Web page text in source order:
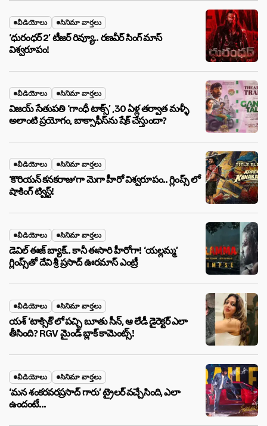
వీడియోలు సినిమా వార్తలు
‘ధురంధర్ 2’ టీజర్ రివ్యూ.. రణవీర్ సింగ్ మాస్
విశ్వరూపం!
వీడియోలు సినిమా వార్తలు
విజయ్ సేతుపతి ‘గాంధీ టాక్స్’ ,30 ఏళ్ల తర్వాత మళ్ళీ
అలాంటి ప్రయోగం, బాక్సాఫీస్‌ను షేక్ చేస్తుందా?
వీడియోలు సినిమా వార్తలు
‘కొరియన్ కనకరాజు’గా మెగా హీరో విశ్వరూపం.. గ్లింప్స్ లో
షాకింగ్ ట్విస్ట్!
వీడియోలు సినిమా వార్తలు
డెవిల్ ఈజ్ బ్యాక్.. కానీ ఈసారి హీరోగా! ‘యల్లమ్మ’
గ్లింప్స్‌తో దేవి శ్రీ ప్రసాద్ ఊరమాస్ ఎంట్రీ
వీడియోలు సినిమా వార్తలు
యశ్ ‘టాక్సిక్’లో పచ్చి బూతు సీన్, ఆ లేడీ డైరెక్టర్ ఎలా
తీసింది? RGV మైండ్ బ్లాక్ కామెంట్స్!
వీడియోలు సినిమా వార్తలు
‘మన శంకరవరప్రసాద్ గారు’ ట్రైలర్ వచ్చేసింది, ఎలా
ఉందంటే…